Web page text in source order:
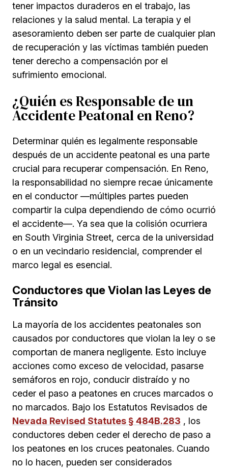
tener impactos duraderos en el trabajo, las
relaciones y la salud mental. La terapia y el
asesoramiento deben ser parte de cualquier plan
de recuperación y las víctimas también pueden
tener derecho a compensación por el
sufrimiento emocional.
¿Quién es Responsable de un
Accidente Peatonal en Reno?
Determinar quién es legalmente responsable
después de un accidente peatonal es una parte
crucial para recuperar compensación. En Reno,
la responsabilidad no siempre recae únicamente
en el conductor —múltiples partes pueden
compartir la culpa dependiendo de cómo ocurrió
el accidente—. Ya sea que la colisión ocurriera
en South Virginia Street, cerca de la universidad
o en un vecindario residencial, comprender el
marco legal es esencial.
Conductores que Violan las Leyes de
Tránsito
La mayoría de los accidentes peatonales son
causados por conductores que violan la ley o se
comportan de manera negligente. Esto incluye
acciones como exceso de velocidad, pasarse
semáforos en rojo, conducir distraído y no
ceder el paso a peatones en cruces marcados o
no marcados. Bajo los Estatutos Revisados de
Nevada Revised Statutes § 484B.283 , los
conductores deben ceder el derecho de paso a
los peatones en los cruces peatonales. Cuando
no lo hacen, pueden ser considerados